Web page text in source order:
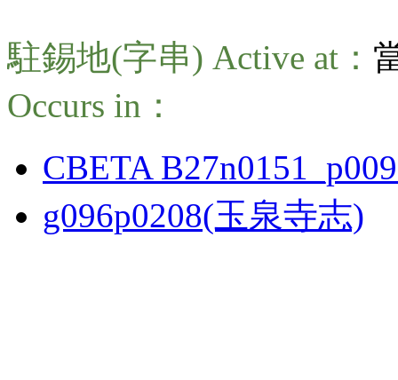
駐錫地(字串) Active at：
Occurs in：
CBETA
g096p0208(玉泉寺志)